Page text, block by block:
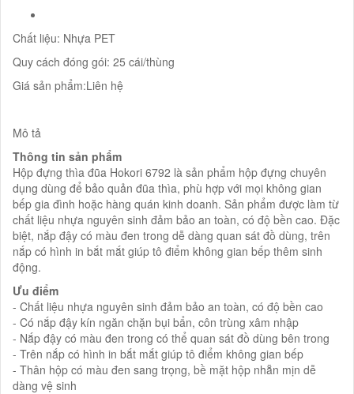
Chất liệu: Nhựa PET
Quy cách đóng gói: 25 cái/thùng
Giá sản phẩm:Liên hệ
Mô tả
Thông tin sản phẩm
Hộp đựng thìa đũa Hokori 6792 là sản phẩm hộp đựng chuyên
dụng dùng để bảo quản đũa thìa, phù hợp với mọi không gian
bếp gia đình hoặc hàng quán kinh doanh. Sản phẩm được làm từ
chất liệu nhựa nguyên sinh đảm bảo an toàn, có độ bền cao. Đặc
biệt, nắp đậy có màu đen trong dễ dàng quan sát đồ dùng, trên
nắp có hình in bắt mắt giúp tô điểm không gian bếp thêm sinh
động.
Ưu điểm
- Chất liệu nhựa nguyên sinh đảm bảo an toàn, có độ bền cao
- Có nắp đậy kín ngăn chặn bụi bẩn, côn trùng xâm nhập
- Nắp đậy có màu đen trong có thể quan sát đồ dùng bên trong
- Trên nắp có hình in bắt mắt giúp tô điểm không gian bếp
- Thân hộp có màu đen sang trọng, bề mặt hộp nhẵn mịn dễ
dàng vệ sinh